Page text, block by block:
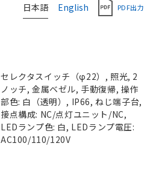
日本語 English PDF出力
セレクタスイッチ（φ22）, 照光, 2
ノッチ, 金属ベゼル, 手動復帰, 操作
部色: 白（透明）, IP66, ねじ端子台,
接点構成: NC/点灯ユニット/NC,
LEDランプ色: 白, LEDランプ電圧:
AC100/110/120V